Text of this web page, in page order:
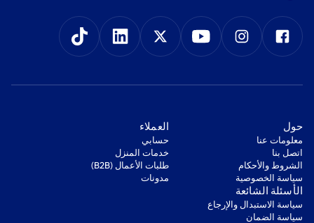
‫حول‬
معلومات عنا
اتصل بنا
‫الشروط والأحكام‬
‫سياسة الخصوصية‬
‫العملاء‬
‫حسابي‬
‫خدمات المنزل‬
‫طلبات الأعمال (B2B)‬
مدونات
‫الأسئلة الشائعة‬
‫سياسة الاستبدال والإرجاع‬
‫سياسة الضمان‬